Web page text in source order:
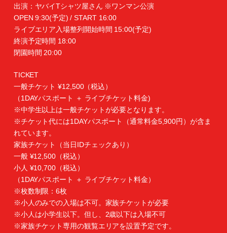
出演：ヤバイTシャツ屋さん ※ワンマン公演
OPEN 9:30(予定) / START 16:00
ライブエリア入場整列開始時間 15:00(予定)
終演予定時間 18:00
閉園時間 20:00
TICKET
一般チケット ¥12,500（税込）
（1DAYパスポート ＋ ライブチケット料金)
※中学生以上は一般チケットが必要となります。
※チケット代には1DAYパスポート（通常料金5,900円）が含ま
れています。
家族チケット（当日IDチェックあり）
一般 ¥12,500（税込）
小人 ¥10,700（税込）
（1DAYパスポート ＋ ライブチケット料金）
※枚数制限：6枚
※小人のみでの入場は不可。家族チケットが必要
※小人は小学生以下。但し、2歳以下は入場不可
※家族チケット専用の観覧エリアを設置予定です。